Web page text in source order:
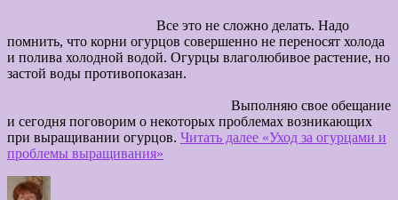
Все это не сложно делать. Надо
помнить, что корни огурцов совершенно не переносят холода
и полива холодной водой. Огурцы влаголюбивое растение, но
застой воды противопоказан.
Выполняю свое обещание
и сегодня поговорим о некоторых проблемах возникающих
при выращивании огурцов. Читать далее «Уход за огурцами и
проблемы выращивания»